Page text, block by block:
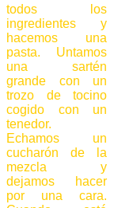
todos los
ingredientes y
hacemos una
pasta. Untamos
una sartén
grande con un
trozo de tocino
cogido con un
tenedor.
Echamos un
cucharón de la
mezcla y
dejamos hacer
por una cara.